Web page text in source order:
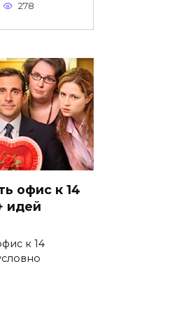
278
офис к 14
идей
к 14